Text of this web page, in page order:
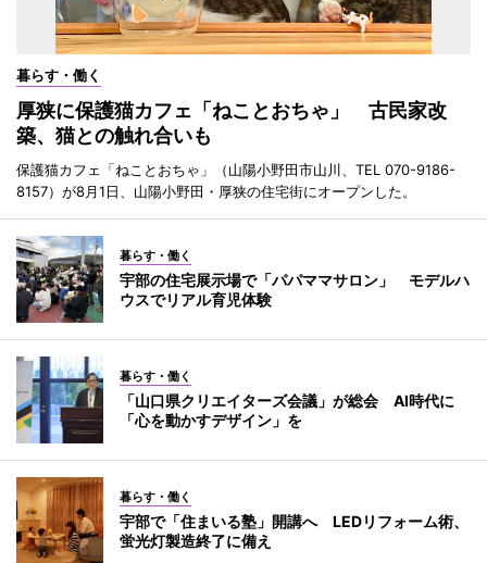
暮らす・働く
厚狭に保護猫カフェ「ねことおちゃ」 古民家改
築、猫との触れ合いも
保護猫カフェ「ねことおちゃ」（山陽小野田市山川、TEL 070-9186-
8157）が8月1日、山陽小野田・厚狭の住宅街にオープンした。
暮らす・働く
宇部の住宅展示場で「パパママサロン」 モデルハ
ウスでリアル育児体験
暮らす・働く
「山口県クリエイターズ会議」が総会 AI時代に
「心を動かすデザイン」を
暮らす・働く
宇部で「住まいる塾」開講へ LEDリフォーム術、
蛍光灯製造終了に備え